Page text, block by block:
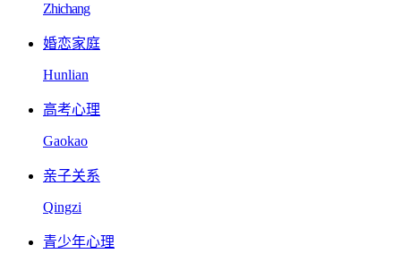
Zhichang
婚恋家庭
Hunlian
高考心理
Gaokao
亲子关系
Qingzi
青少年心理